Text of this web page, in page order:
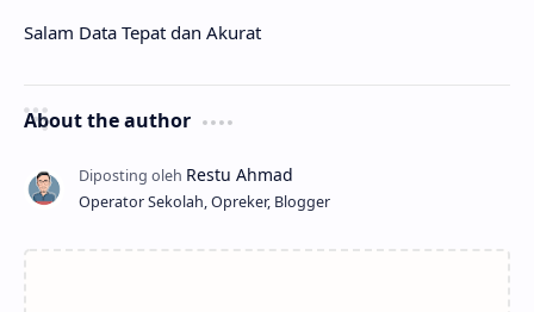
Salam Data Tepat dan Akurat
About the author
Operator Sekolah, Opreker, Blogger